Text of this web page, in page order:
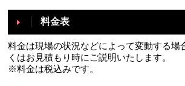
料金表
料金は現場の状況などによって変動する場
くはお見積もり時にご説明いたします。
※料金は税込みです。